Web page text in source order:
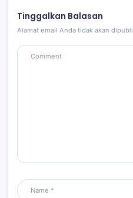
Tinggalkan Balasan
Alamat email Anda tidak akan